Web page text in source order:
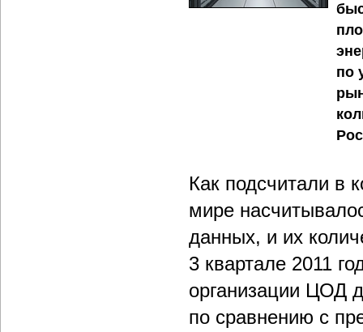
по
Как подсчитали в
мире
данных, и их
3 квартале 2011
организации ЦОД
по сравнению с